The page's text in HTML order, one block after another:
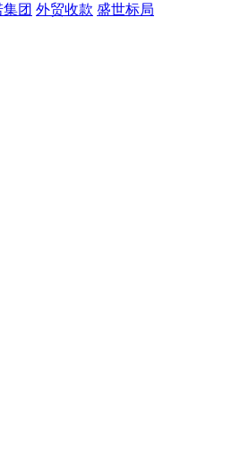
团 外贸收款 盛世标局